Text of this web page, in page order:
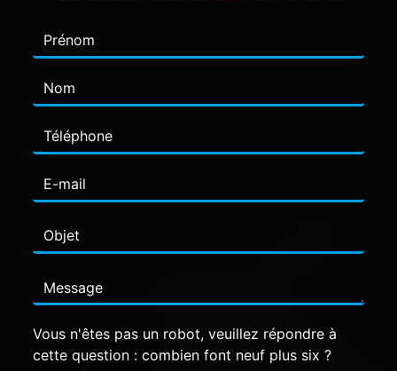
Vous n'êtes pas un robot, veuillez répondre à
cette question : combien font neuf plus six ?